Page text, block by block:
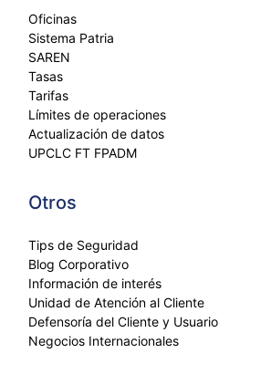
Oficinas
Sistema Patria
SAREN
Tasas
Tarifas
Límites de operaciones
Actualización de datos
UPCLC FT FPADM
Otros
Tips de Seguridad
Blog Corporativo
Información de interés
Unidad de Atención al Cliente
Defensoría del Cliente y Usuario
Negocios Internacionales